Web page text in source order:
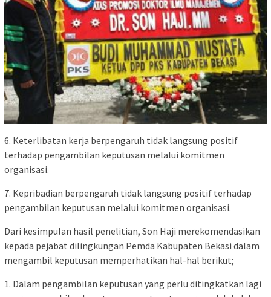
6. Keterlibatan kerja berpengaruh tidak langsung positif
terhadap pengambilan keputusan melalui komitmen
organisasi.
7. Kepribadian berpengaruh tidak langsung positif terhadap
pengambilan keputusan melalui komitmen organisasi.
Dari kesimpulan hasil penelitian, Son Haji merekomendasikan
kepada pejabat dilingkungan Pemda Kabupaten Bekasi dalam
mengambil keputusan memperhatikan hal-hal berikut;
1. Dalam pengambilan keputusan yang perlu ditingkatkan lagi